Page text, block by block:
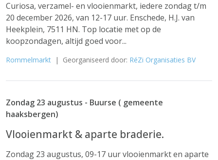
Curiosa, verzamel- en vlooienmarkt, iedere zondag t/m
20 december 2026, van 12-17 uur. Enschede, H.J. van
Heekplein, 7511 HN. Top locatie met op de
koopzondagen, altijd goed voor...
Rommelmarkt | Georganiseerd door: RéZi Organisaties BV
Zondag 23 augustus - Buurse ( gemeente
haaksbergen)
Vlooienmarkt & aparte braderie.
Zondag 23 augustus, 09-17 uur vlooienmarkt en aparte